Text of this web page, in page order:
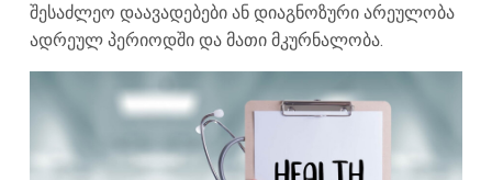
შესაძლეო დაავადებები ან დიაგნოზური არეულობა
ადრეულ პერიოდში და მათი მკურნალობა.